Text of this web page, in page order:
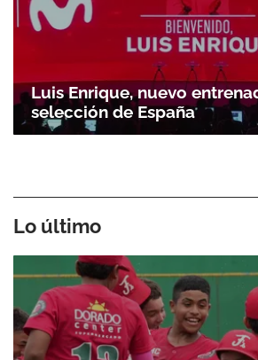
Luis Enrique, nuevo
selección de España
Lo último